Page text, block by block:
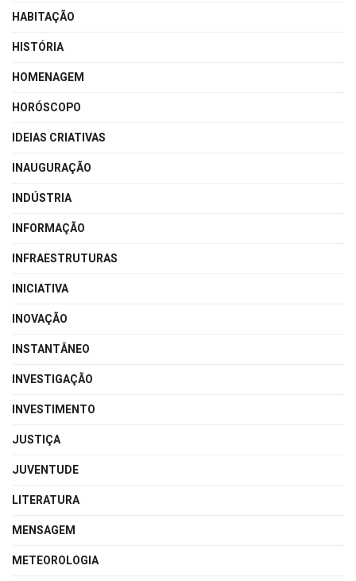
HABITAÇÃO
HISTÓRIA
HOMENAGEM
HORÓSCOPO
IDEIAS CRIATIVAS
INAUGURAÇÃO
INDÚSTRIA
INFORMAÇÃO
INFRAESTRUTURAS
INICIATIVA
INOVAÇÃO
INSTANTÂNEO
INVESTIGAÇÃO
INVESTIMENTO
JUSTIÇA
JUVENTUDE
LITERATURA
MENSAGEM
METEOROLOGIA